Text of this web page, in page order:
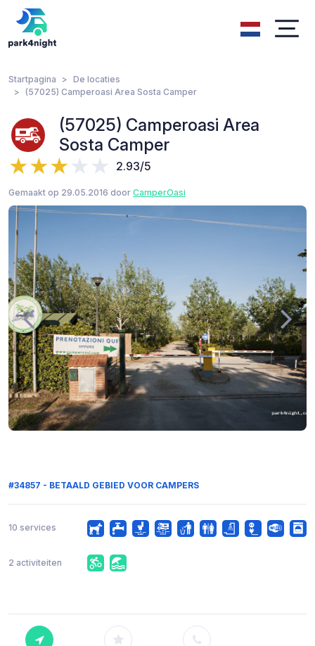
Startpagina
De locaties
(57025) Camperoasi Area Sosta Camper
(57025) Camperoasi Area
Sosta Camper
2.93/5
Gemaakt op 29.05.2016 door CamperOasi
#34857 - BETAALD GEBIED VOOR CAMPERS
10 services
2 activiteiten